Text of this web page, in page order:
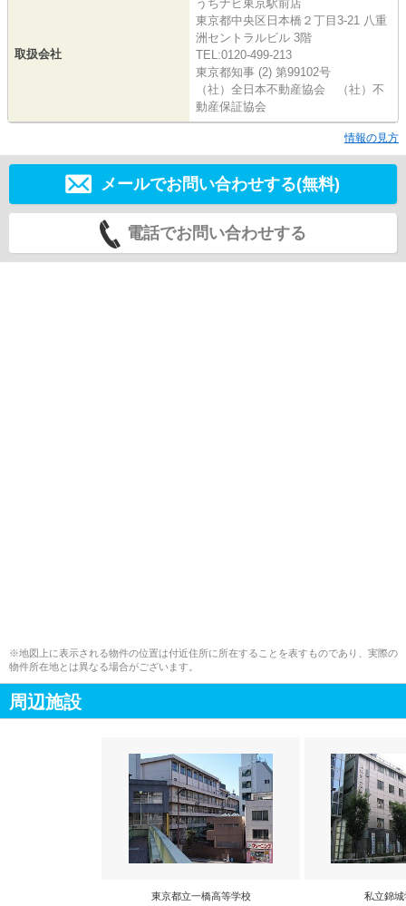
取扱会社
うちナビ東京駅前店
東京都中央区日本橋２丁目3-21 八重
洲セントラルビル 3階
TEL:0120-499-213
東京都知事 (2) 第99102号
（社）全日本不動産協会 （社）不
動産保証協会
情報の見方
メールでお問い合わせする(無料)
電話でお問い合わせする
※地図上に表示される物件の位置は付近住所に所在することを表すものであり、実際の
物件所在地とは異なる場合がございます。
周辺施設
東京都立一橋高等学校 私立錦